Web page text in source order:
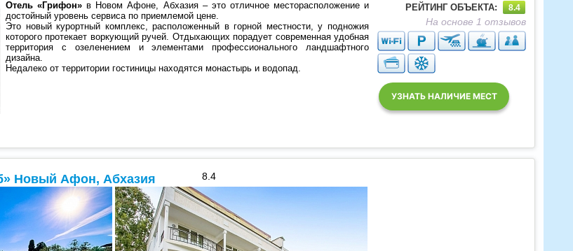
Отель «Грифон» в Новом Афоне, Абхазия – это отличное месторасположение и
достойный уровень сервиса по приемлемой цене.
Это новый курортный комплекс, расположенный в горной местности, у подножия
которого протекает воркующий ручей. Отдыхающих порадует современная удобная
территория с озеленением и элементами профессионального ландшафтного
дизайна.
Недалеко от территории гостиницы находятся монастырь и водопад.
РЕЙТИНГ ОБЪЕКТА: 8.4
На основе 1 отзывов
УЗНАТЬ НАЛИЧИЕ МЕСТ
Новый Афон, Абхазия 8.4